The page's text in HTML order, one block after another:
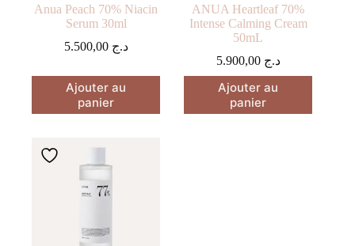
Anua Peach 70% Niacin
Serum 30ml
د.ج 5.500,00
Ajouter au
panier
ANUA Heartleaf 70%
Intense Calming Cream
50mL
د.ج 5.900,00
Ajouter au
panier